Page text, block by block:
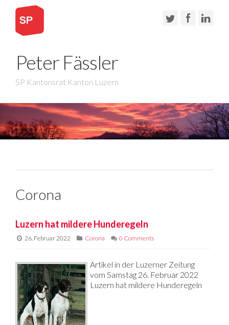
Peter Fässler
SP Kantonsrat Kanton Luzern
Corona
Luzern hat mildere Hunderegeln
26. Februar 2022 Corona 0 Comments
Artikel in der Luzerner Zeitung
vom Samstag 26. Februar 2022
Luzern hat mildere Hunderegeln